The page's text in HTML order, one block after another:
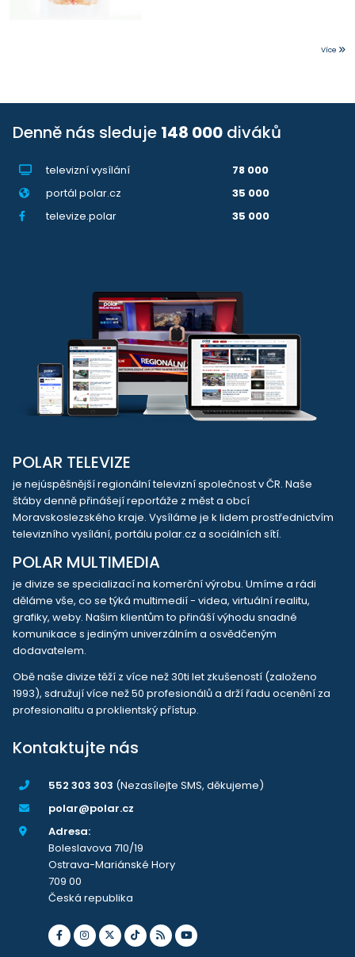
Více
Denně nás sleduje 148 000 diváků
televizní vysílání
78 000
portál polar.cz
35 000
televize.polar
35 000
POLAR TELEVIZE
je nejúspěšnější regionální televizní společnost v ČR. Naše
štáby denně přinášejí reportáže z měst a obcí
Moravskoslezského kraje. Vysíláme je k lidem prostřednictvím
televizního vysílání, portálu polar.cz a sociálních sítí.
POLAR MULTIMEDIA
je divize se specializací na komerční výrobu. Umíme a rádi
děláme vše, co se týká multimedií - videa, virtuální realitu,
grafiky, weby. Našim klientům to přináší výhodu snadné
komunikace s jediným univerzálním a osvědčeným
dodavatelem.
Obě naše divize těží z více než 30ti let zkušeností (založeno
1993), sdružují více než 50 profesionálů a drží řadu ocenění za
profesionalitu a proklientský přístup.
Kontaktujte nás
552 303 303 (Nezasílejte SMS, děkujeme)
polar@polar.cz
Adresa:
Boleslavova 710/19
Ostrava-Mariánské Hory
709 00
Česká republika